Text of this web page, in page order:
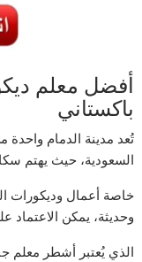
أفضل معلم
باكستاني
تُعد مدينة الدمام واحدة
السعودية، حيث يهتم
خاصة أعمال وديكورات
وحديثة، يمكن
الذي يُعتبر أشطر معلم